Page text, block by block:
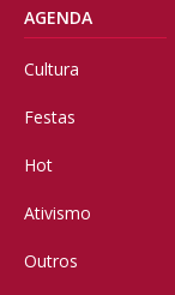
AGENDA
Cultura
Festas
Hot
Ativismo
Outros